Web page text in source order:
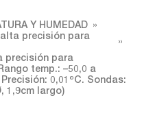
Y HUMEDAD
precisión para
precisión para
temp.: –50,0 a
0,01ºC. Sondas:
1,9cm largo)